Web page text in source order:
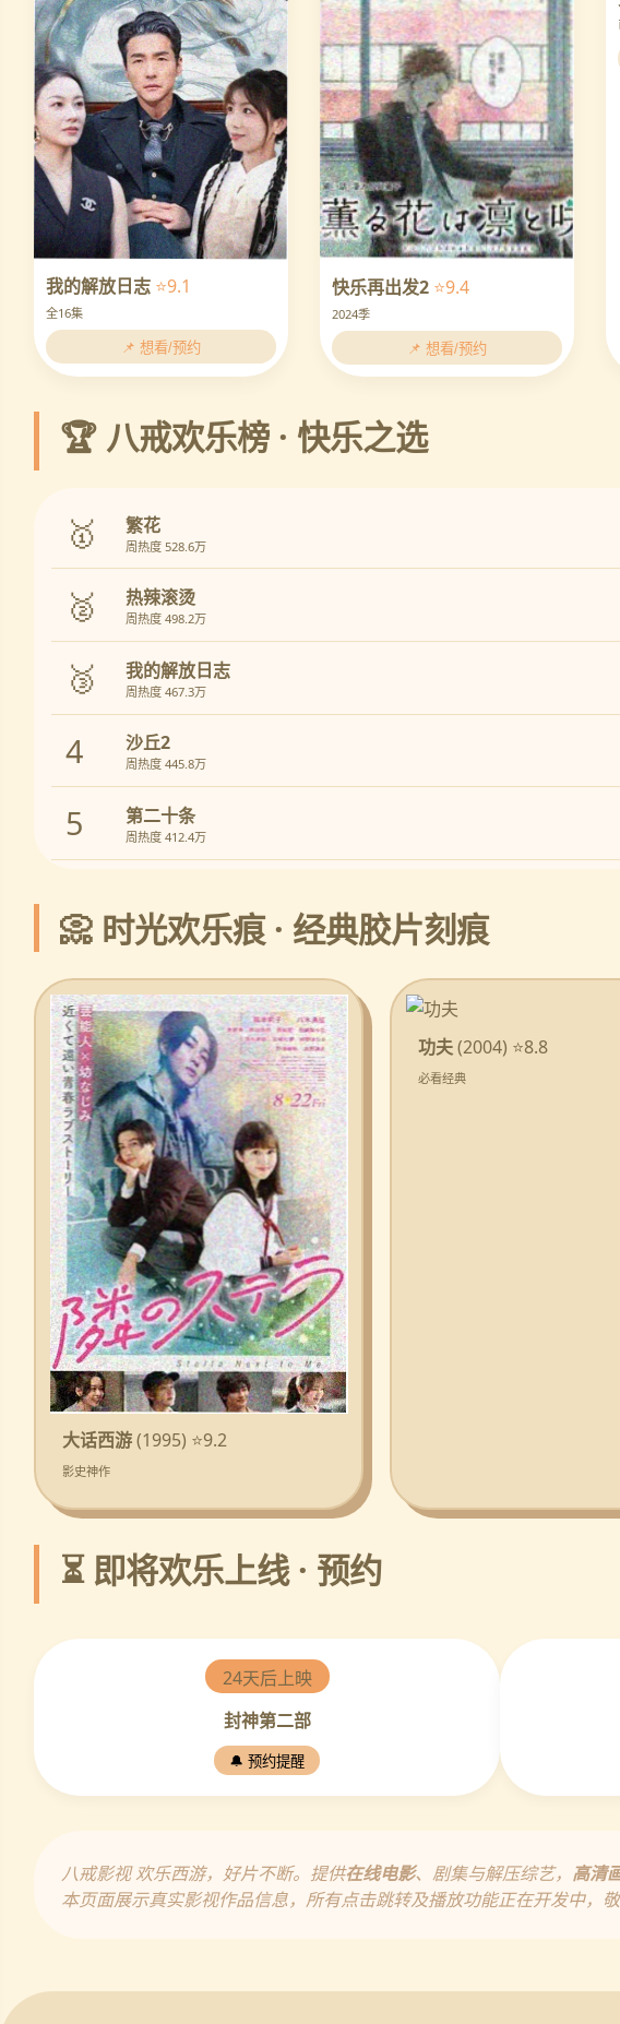
我的解放日志 ⭐9.1
全16集
📌 想看/预约
快乐再出发2 ⭐9.4
2024季
📌 想看/预约
🏆 八戒欢乐榜 · 快乐之选
🥇 繁花
周热度 528.6万
🥈 热辣滚烫
周热度 498.2万
🥉 我的解放日志
周热度 467.3万
4 沙丘2
周热度 445.8万
5 第二十条
周热度 412.4万
📀 时光欢乐痕 · 经典胶片刻痕
大话西游(1995) ⭐9.2
影史神作
功夫(2004) ⭐8.8
必看经典
⏳ 即将欢乐上线 · 预约
24天后上映
封神第二部
🔔 预约提醒
八戒影视 欢乐西游，好片不断。提供在线电影、剧集与解压综艺， 高清
本页面展示真实影视作品信息，所有点击跳转及播放功能正在开发中，